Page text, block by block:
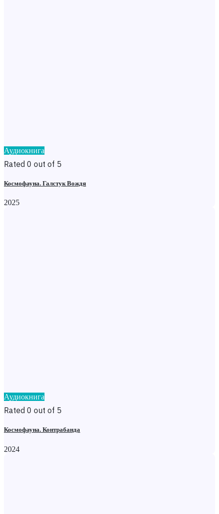
Аудиокнига
Rated 0 out of 5
Космофауна. Галстук Вождя
2025
Аудиокнига
Rated 0 out of 5
Космофауна. Контрабанда
2024